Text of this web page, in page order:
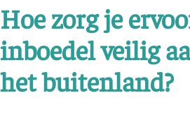
Hoe zorg je
inboedel veilig
het buitenland?